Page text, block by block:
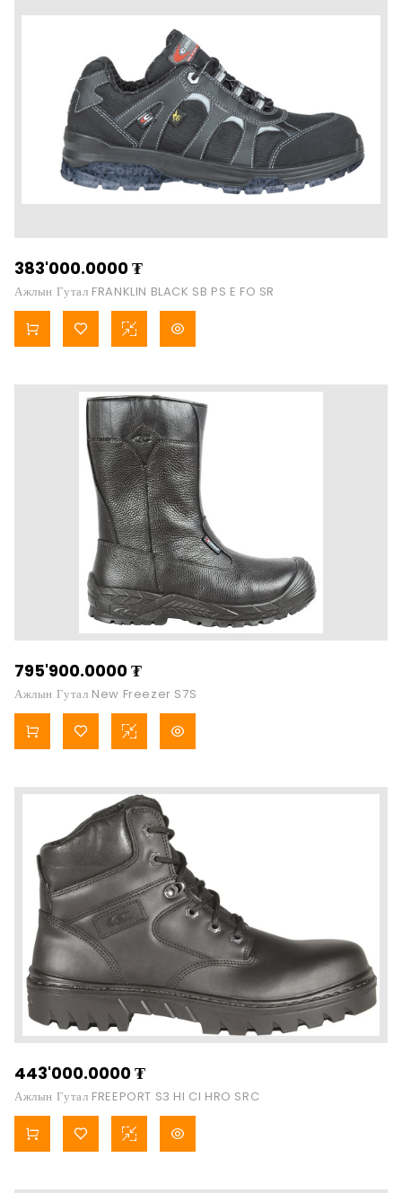
383'000.0000₮
Ажлын Гутал FRANKLIN BLACK SB PS E FO SR
795'900.0000₮
Ажлын Гутал New Freezer S7S
443'000.0000₮
Ажлын Гутал FREEPORT S3 HI CI HRO SRC